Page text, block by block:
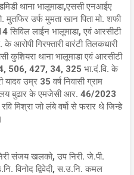
थाना भालूमाडा,एससी एनआईए
मुतफिर उर्फ मुमता खान पिता मो. शफी
सिविल लाईन भालूमाडा, एवं आरसीटी
गिरफ्तारी वारंटी तिलकधारी
कुशियरा थाना भालूमाडा एवं आरसीटी
506, 427, 34, 325 भा.दं.वि. के
यादव उम्र 35 वर्ष निवासी ग्राम
बुढार के एमजेसी आर. 46/2023
मिश्रा जो लंबे वर्षो से फरार थे जिन्हे
संजय खलको, उप निरी. जे.पी.
विनोद द्विवेदी, स.उ.नि. कमल